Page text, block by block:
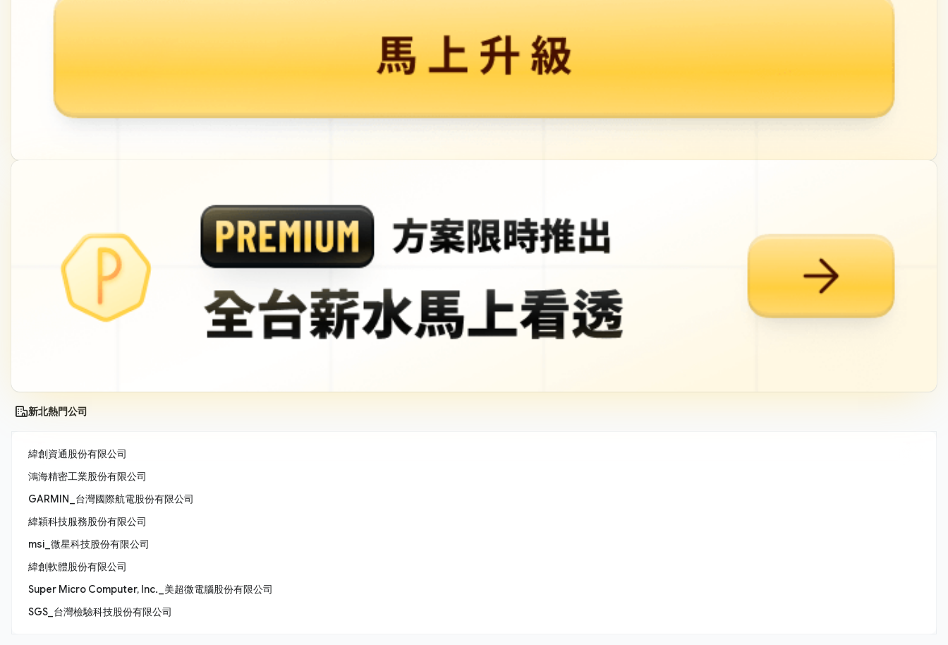
新北熱門公司
緯創資通股份有限公司
鴻海精密工業股份有限公司
GARMIN_台灣國際航電股份有限公司
緯穎科技服務股份有限公司
msi_微星科技股份有限公司
緯創軟體股份有限公司
Super Micro Computer, Inc._美超微電腦股份有限公司
SGS_台灣檢驗科技股份有限公司